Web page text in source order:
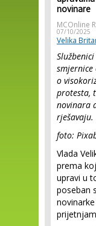
novinare
MCOnline
07/10/2025
Velika
o
protesta,
novinara
rješavaju.
foto:
Vlada
prema
upravi u
poseban